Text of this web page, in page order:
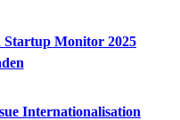
Startup Monitor 2025
Internationalisation